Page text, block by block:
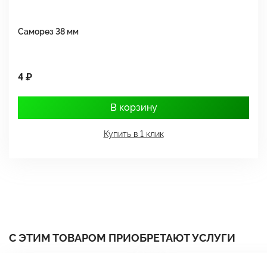
Саморез 38 мм
4 ₽
В корзину
Купить в 1 клик
С ЭТИМ ТОВАРОМ ПРИОБРЕТАЮТ УСЛУГИ